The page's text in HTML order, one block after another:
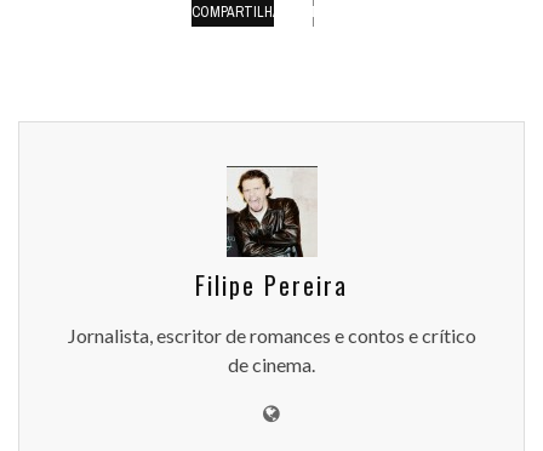
COMPARTILHAMENTOS
Filipe Pereira
Jornalista, escritor de romances e contos e crítico
de cinema.